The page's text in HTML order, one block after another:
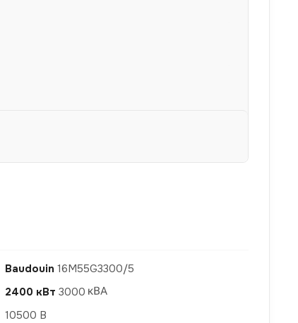
Baudouin 16M55G3300/5
2400 кВт 3000
10500 В